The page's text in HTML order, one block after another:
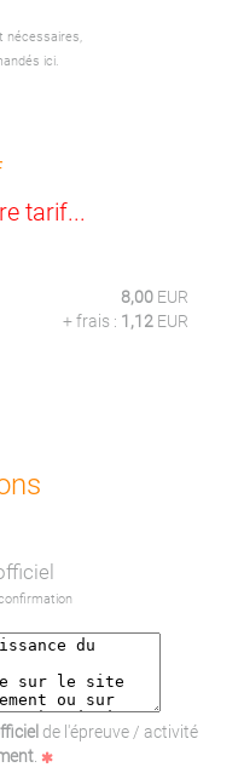
nécessaires,
ici.
tarif...
8,00 EUR
+ frais : 1,12 EUR
de l'épreuve / activité